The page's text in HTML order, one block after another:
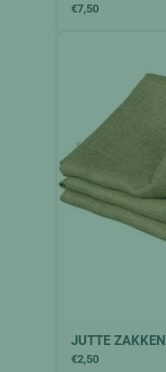
€7,50
JUTTE ZAKKEN
€2,50